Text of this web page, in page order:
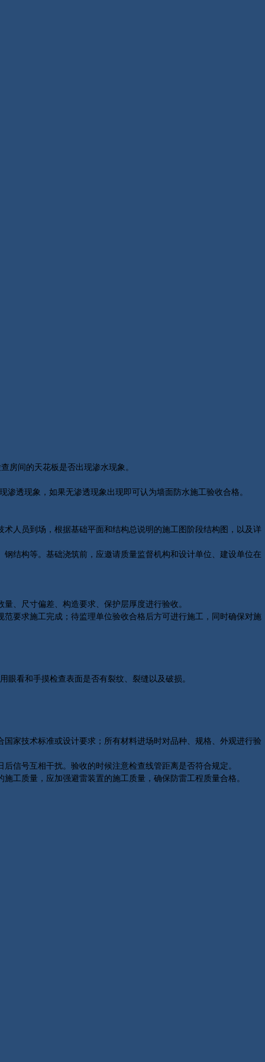
间的天花板是否出现渗水现象。
透现象，如果无渗透现象出现即可认为墙面防水施工验收合格。
人员到场，根据基础平面和结构总说明的施工图阶段结构图，以及详
结构等。基础浇筑前，应邀请质量监督机构和设计单位、建设单位在
、尺寸偏差、构造要求、保护层厚度进行验收。
要求施工完成；待监理单位验收合格后方可进行施工，同时确保对施
看和手摸检查表面是否有裂纹、裂缝以及破损。
家技术标准或设计要求；所有材料进场时对品种、规格、外观进行验
信号互相干扰。验收的时候注意检查线管距离是否符合规定。
工质量，应加强避雷装置的施工质量，确保防雷工程质量合格。